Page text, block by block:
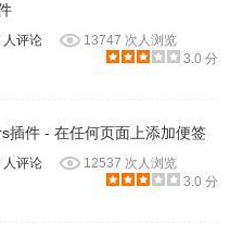
人评论
13747 次人浏览
3.0 分
插件 - 在任何页面上添加便签
人评论
12537 次人浏览
3.0 分